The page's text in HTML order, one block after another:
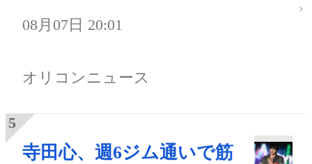
08月07日 20:01
オリコンニュース
寺田心、週6ジム通いで筋